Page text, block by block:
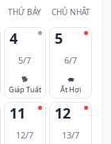
THỨ BẢY CHỦ NHẬT
4
5/7
🐕
Giáp Tuất
5
6/7
🐖
Ất Hợi
11
12/7
12
13/7